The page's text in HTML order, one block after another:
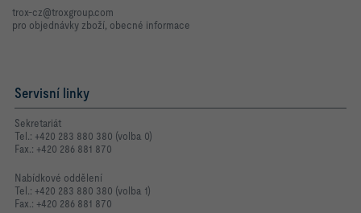
trox-cz@troxgroup.com
pro objednávky zboží, obecné informace
Servisní linky
Sekretariát
Tel.: +420 283 880 380 (volba 0)
Fax.: +420 286 881 870
Nabídkové oddělení
Tel.: +420 283 880 380 (volba 1)
Fax.: +420 286 881 870